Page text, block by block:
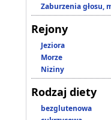
Zaburzenia głosu,
Rejony
Jeziora
Morze
Niziny
Rodzaj diety
bezglutenowa